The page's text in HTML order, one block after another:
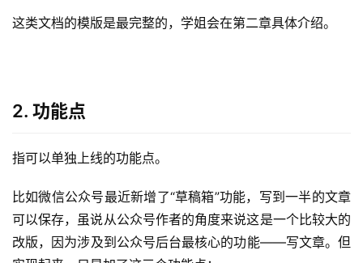
这类文档的模版是最完整的，学姐会在第二章具体介绍。
2. 功能点
指可以单独上线的功能点。
比如微信公众号最近新增了“草稿箱”功能，写到一半的文章
可以保存，虽说从公众号作者的角度来说这是一个比较大的
改版，因为涉及到公众号后台最核心的功能——写文章。但